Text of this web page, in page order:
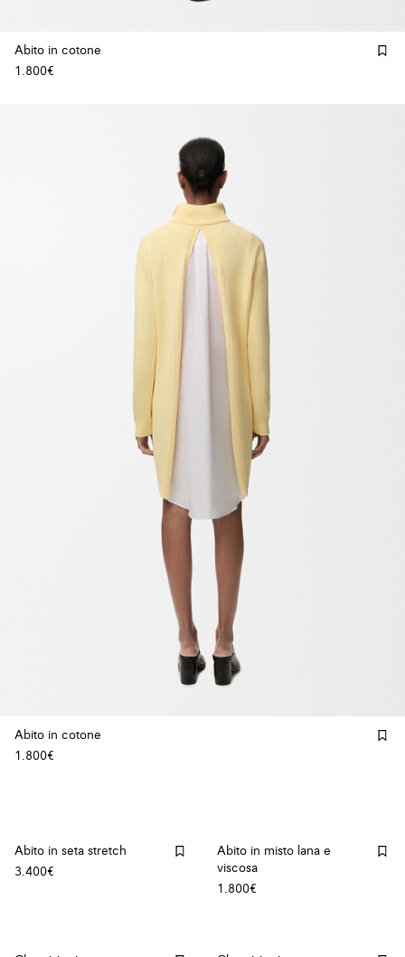
Abito in cotone
1.800€
Abito in cotone
1.800€
Abito in seta stretch
3.400€
Abito in misto lana e
viscosa
1.800€